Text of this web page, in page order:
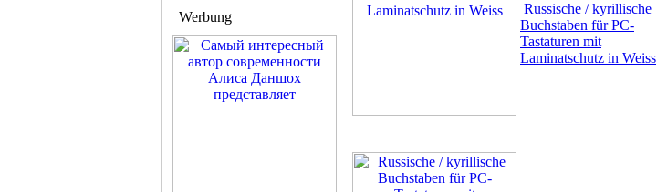
Werbung
Russische / kyrillische
Buchstaben für PC-
Tastaturen mit
Laminatschutz in Weiss